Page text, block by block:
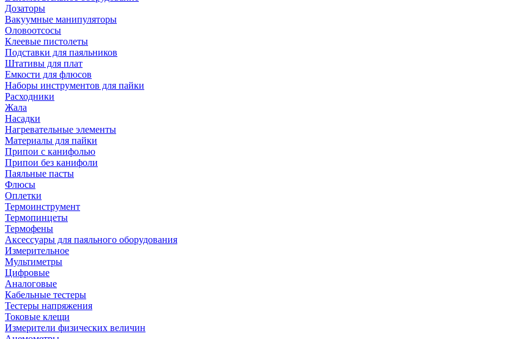
Дозаторы
Вакуумные манипуляторы
Оловоотсосы
Клеевые пистолеты
Подставки для паяльников
Штативы для плат
Емкости для флюсов
Наборы инструментов для пайки
Расходники
Жала
Насадки
Нагревательные элементы
Материалы для пайки
Припои с канифолью
Припои без канифоли
Паяльные пасты
Флюсы
Оплетки
Термоинструмент
Термопинцеты
Термофены
Аксессуары для паяльного оборудования
Измерительное
Мультиметры
Цифровые
Аналоговые
Кабельные тестеры
Тестеры напряжения
Токовые клещи
Измерители физических величин